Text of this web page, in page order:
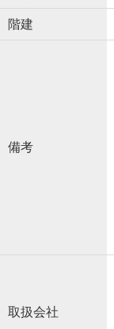
階建
備考
取扱会社